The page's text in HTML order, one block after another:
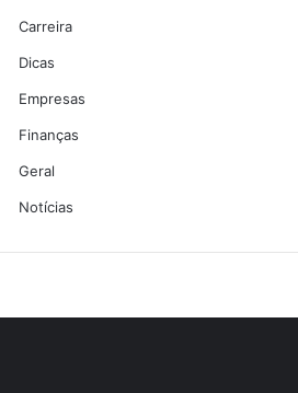
Carreira
Dicas
Empresas
Finanças
Geral
Notícias